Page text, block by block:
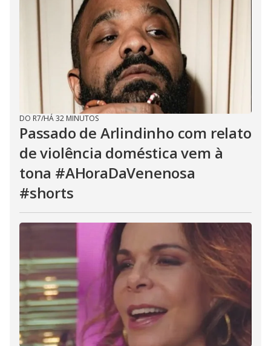
DO R7/HÁ 32 MINUTOS
Passado de Arlindinho com relato
de violência doméstica vem à
tona #AHoraDaVenenosa
#shorts